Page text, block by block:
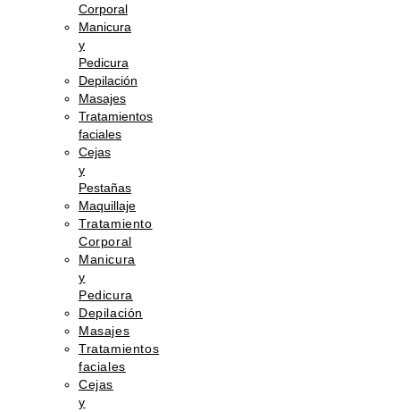
Corporal
Manicura
y
Pedicura
Depilación
Masajes
Tratamientos
faciales
Cejas
y
Pestañas
Maquillaje
Tratamiento
Corporal
Manicura
y
Pedicura
Depilación
Masajes
Tratamientos
faciales
Cejas
y